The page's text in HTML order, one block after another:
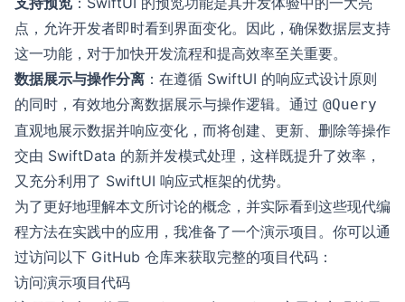
点，允许开发者即时看到界面变化。因此，确保数据层支持
这一功能，对于加快开发流程和提高效率至关重要。
数据展示与操作分离 ：在遵循 SwiftUI 的响应式设计原则
的同时，有效地分离数据展示与操作逻辑。通过 @Query
直观地展示数据并响应变化，而将创建、更新、删除等操作
交由 SwiftData 的新并发模式处理，这样既提升了效率，
又充分利用了 SwiftUI 响应式框架的优势。
为了更好地理解本文所讨论的概念，并实际看到这些现代编
程方法在实践中的应用，我准备了一个演示项目。你可以通
过访问以下 GitHub 仓库来获取完整的项目代码：
访问演示项目代码